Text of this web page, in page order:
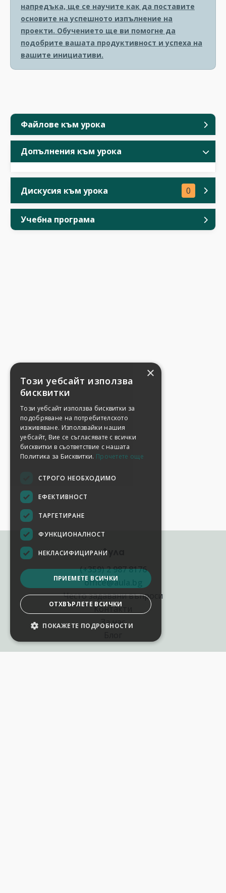
Файлове към урока
Допълнения към урока
Дискусия към урока 0
Учебна програма
напредъка, ще се научите как да поставите
основите на успешното изпълнение на
проекти. Обучението ще ви помогне да
подобрите вашата продуктивност и успеха на
вашите инициативи.
Аула
(+359) 2 987 8176
office@aula.bg
Често задавани въпроси
Контакти
За нас
×
Този уебсайт използва
бисквитки
Този уебсайт използва бисквитки за
подобряване на потребителското
изживяване. Използвайки нашия
уебсайт, Вие се съгласявате с всички
бисквитки в съответствие с нашата
Политика за Бисквитки. Прочетете още
СТРОГО НЕОБХОДИМО
ЕФЕКТИВНОСТ
ТАРГЕТИРАНЕ
ФУНКЦИОНАЛНОСТ
НЕКЛАСИФИЦИРАНИ
ПРИЕМЕТЕ ВСИЧКИ
ОТХВЪРЛЕТЕ ВСИЧКИ
ПОКАЖЕТЕ ПОДРОБНОСТИ